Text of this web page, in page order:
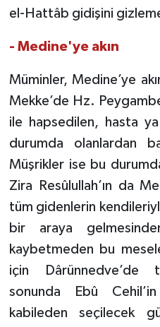
el-Hattâb gidişini
- Medine'ye akın
Müminler, Medine’ye
Mekke’de Hz.
ile hapsedilen, hasta
durumda olanlardan
Müşrikler ise bu
Zira Resûlullah’ın da
tüm gidenlerin
bir araya
kaybetmeden bu
için Dârünnedve’de
sonunda Ebû
kabileden seçilecek
Nevşehir Müftülüğü
Niğde Müftülüğü
Ordu Müftülüğü
Osmaniye Müftülüğü
Sakarya Müftülüğü
Samsun Müftülüğü
Siirt Müftülüğü
Sinop Müftülüğü